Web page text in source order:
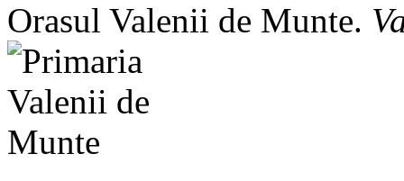
Orasul Valenii de Munte.